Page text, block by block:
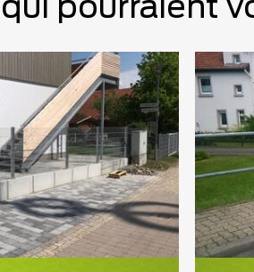
pourraient